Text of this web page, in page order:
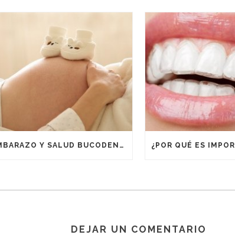
EMBARAZO Y SALUD BUCODENTAL
DEJAR UN COMENTARIO